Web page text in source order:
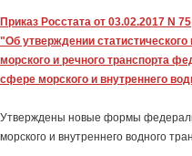
Приказ Росстата от 03.02.2017 N 75
"Об утверждении
морского и речного транспорта
сфере морского и внутреннего
Утверждены новые формы
морского и внутреннего водного